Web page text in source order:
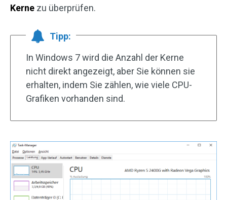
Kerne zu überprüfen.
Tipp:
In Windows 7 wird die Anzahl der Kerne
nicht direkt angezeigt, aber Sie können sie
erhalten, indem Sie zählen, wie viele CPU-
Grafiken vorhanden sind.